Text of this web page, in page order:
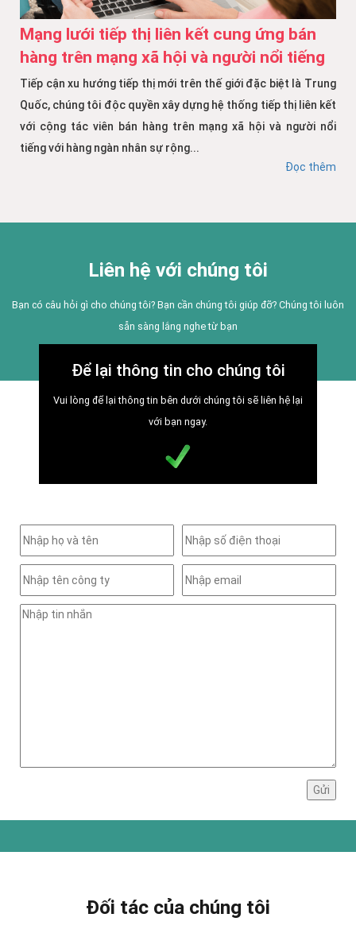
Mạng lưới tiếp thị liên kết cung ứng bán
hàng trên mạng xã hội và người nổi tiếng
Tiếp cận xu hướng tiếp thị mới trên thế giới đặc biệt là Trung
Quốc, chúng tôi độc quyền xây dựng hệ thống tiếp thị liên kết
với cộng tác viên bán hàng trên mạng xã hội và người nổi
tiếng với hàng ngàn nhân sự rộng...
Đọc thêm
Liên hệ với chúng tôi
Bạn có câu hỏi gì cho chúng tôi? Bạn cần chúng tôi giúp đỡ? Chúng tôi luôn
sẵn sàng lắng nghe từ bạn
Để lại thông tin cho chúng tôi
Vui lòng để lại thông tin bên dưới chúng tôi sẽ liên hệ lại
với bạn ngay.
Đối tác của chúng tôi